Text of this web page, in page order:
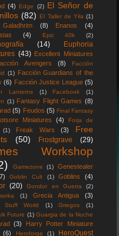
(4) Edge (2) El Señor de
(82) El Taller de Yila (1)
(8) Enanos
(4)
(4) Epic 40k (2)
(14)
Euphoria
(43) Excellent Miniatures
Avengers (8)
Facción
(1) Facción Guardians of the
(6) Facción Justice League (5)
Lanterns (1) Facebook
(1)
(1) Fantasy Flight Games (8)
(5) Feudos (5) Final Fantasy
Miniatures (4)
Forja de
(1) Freak Wars (3)
Free
(50) Frostgrave (29)
Workshop
Gamezone (1)
Genestealer
Goblin Cult (1) Goblins (4)
(20) Gondor en Guerra
(2)
(1) Grecia Antigua (3)
Stuff World (1) Griegos
(1)
Future (1) Guargia de la Noche
(3)
Harry Potter Miniature
(6) Heroforge (1) HeroQuest